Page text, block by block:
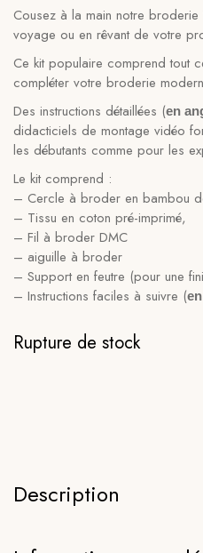
Cousez à la main notre
voyage ou en rêvant de votre
Ce kit populaire comprend tout
compléter votre broderie
Des instructions détaillées (en
didacticiels de montage vidéo
les débutants comme pour les
Le kit comprend :
– Cercle à broder en bambou
– Tissu en coton pré-imprimé,
– Fil à broder DMC
– aiguille à broder
– Support en feutre (pour une
– Instructions faciles à suivre (
Rupture de stock
Description